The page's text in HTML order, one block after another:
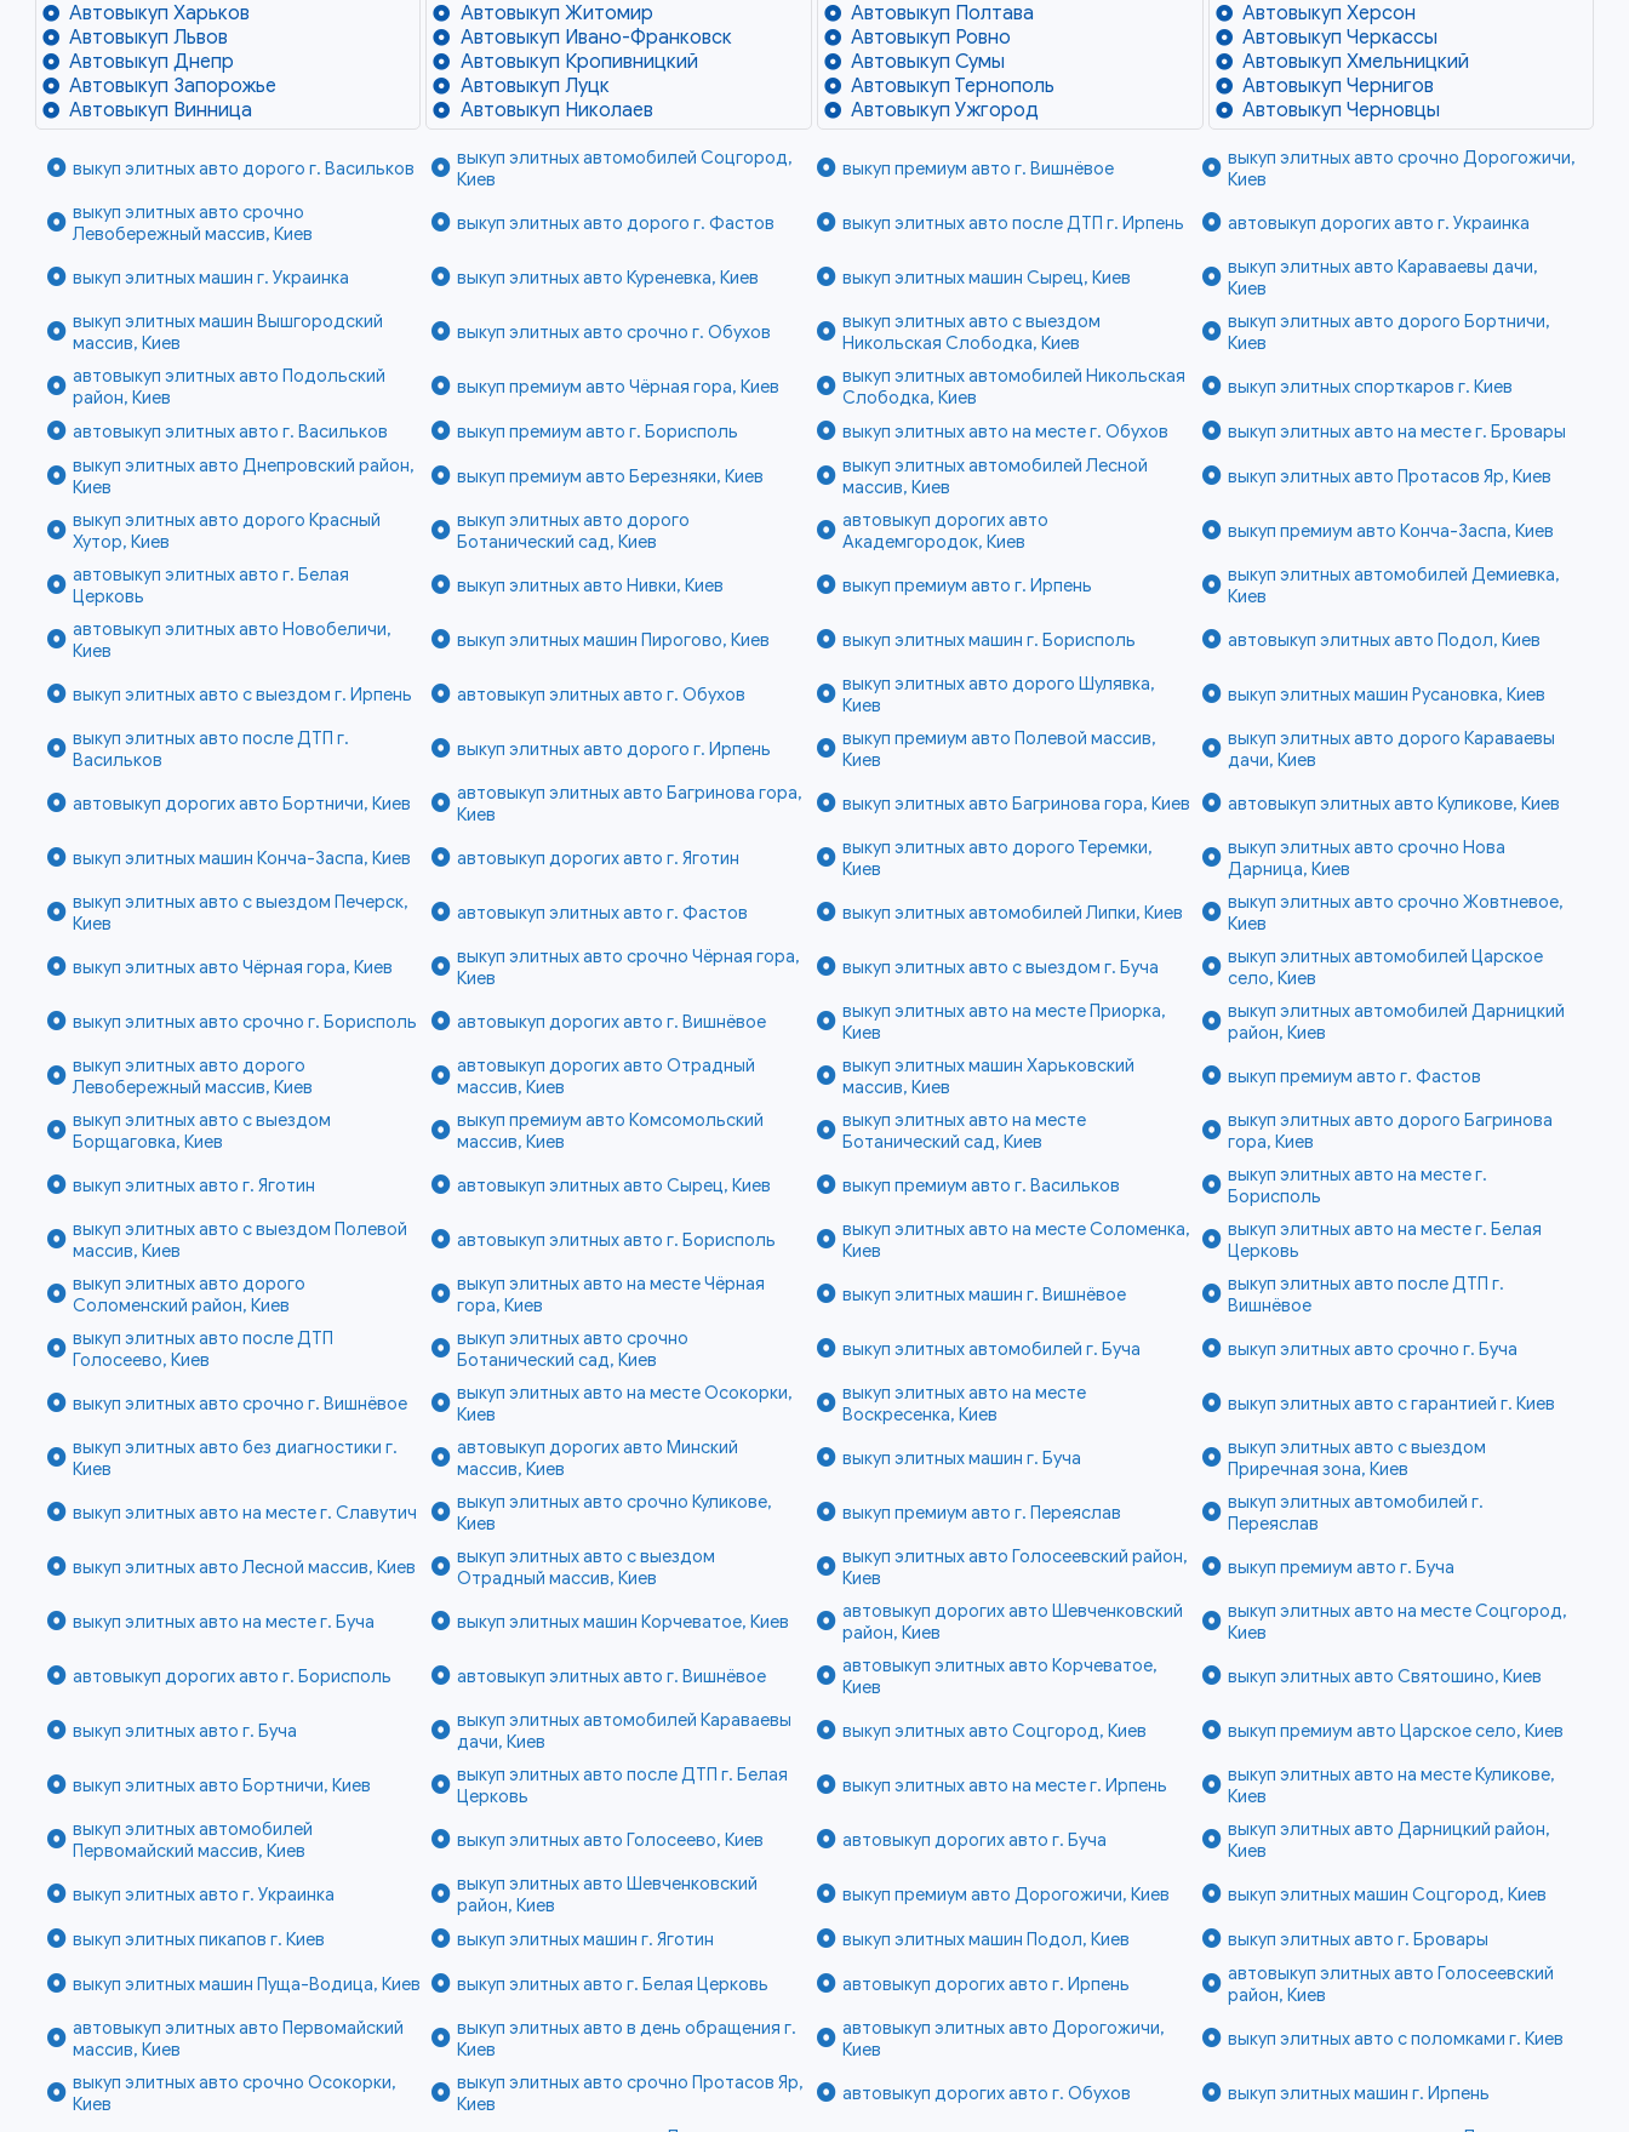
Автовыкуп Харьков
Автовыкуп Львов
Автовыкуп Днепр
Автовыкуп Запорожье
Автовыкуп Винница
Автовыкуп Житомир
Автовыкуп Ивано-Франковск
Автовыкуп Кропивницкий
Автовыкуп Луцк
Автовыкуп Николаев
Автовыкуп Полтава
Автовыкуп Ровно
Автовыкуп Сумы
Автовыкуп Тернополь
Автовыкуп Ужгород
Автовыкуп Херсон
Автовыкуп Черкассы
Автовыкуп Хмельницкий
Автовыкуп Чернигов
Автовыкуп Черновцы
выкуп элитных авто дорого г. Васильков
выкуп элитных автомобилей Соцгород,
Киев
выкуп премиум авто г. Вишнёвое
выкуп элитных авто срочно Дорогожичи,
Киев
выкуп элитных авто срочно
Левобережный массив, Киев
выкуп элитных авто дорого г. Фастов выкуп элитных авто после ДТП г. Ирпень автовыкуп дорогих авто г. Украинка
выкуп элитных машин г. Украинка выкуп элитных авто Куреневка, Киев выкуп элитных машин Сырец, Киев
выкуп элитных авто Караваевы дачи,
Киев
выкуп элитных машин Вышгородский
массив, Киев
выкуп элитных авто срочно г. Обухов
выкуп элитных авто с выездом
Никольская Слободка, Киев
выкуп элитных авто дорого Бортничи,
Киев
автовыкуп элитных авто Подольский
район, Киев
выкуп премиум авто Чёрная гора, Киев
выкуп элитных автомобилей Никольская
Слободка, Киев
выкуп элитных спорткаров г. Киев
автовыкуп элитных авто г. Васильков выкуп премиум авто г. Борисполь выкуп элитных авто на месте г. Обухов
выкуп элитных авто на месте г. Бровары
выкуп элитных авто Днепровский район,
Киев
выкуп премиум авто Березняки, Киев
выкуп элитных автомобилей Лесной
массив, Киев
выкуп элитных авто Протасов Яр, Киев
выкуп элитных авто дорого Красный
Хутор, Киев
выкуп элитных авто дорого
Ботанический сад, Киев
автовыкуп дорогих авто
Академгородок, Киев
выкуп премиум авто Конча-Заспа, Киев
автовыкуп элитных авто г. Белая
Церковь
выкуп элитных авто Нивки, Киев выкуп премиум авто г. Ирпень
выкуп элитных автомобилей Демиевка,
Киев
автовыкуп элитных авто Новобеличи,
Киев
выкуп элитных машин Пирогово, Киев выкуп элитных машин г. Борисполь автовыкуп элитных авто Подол, Киев
выкуп элитных авто с выездом г. Ирпень автовыкуп элитных авто г. Обухов
выкуп элитных авто дорого Шулявка,
Киев
выкуп элитных машин Русановка, Киев
выкуп элитных авто после ДТП г.
Васильков
выкуп элитных авто дорого г. Ирпень
выкуп премиум авто Полевой массив,
Киев
выкуп элитных авто дорого Караваевы
дачи, Киев
автовыкуп дорогих авто Бортничи, Киев
автовыкуп элитных авто Багринова гора,
Киев
выкуп элитных авто Багринова гора, Киев автовыкуп элитных авто Куликове, Киев
выкуп элитных машин Конча-Заспа, Киев автовыкуп дорогих авто г. Яготин
выкуп элитных авто дорого Теремки,
Киев
выкуп элитных авто срочно Нова
Дарница, Киев
выкуп элитных авто с выездом Печерск,
Киев
автовыкуп элитных авто г. Фастов выкуп элитных автомобилей Липки, Киев
выкуп элитных авто срочно Жовтневое,
Киев
выкуп элитных авто Чёрная гора, Киев
выкуп элитных авто срочно Чёрная гора,
Киев
выкуп элитных авто с выездом г. Буча
выкуп элитных автомобилей Царское
село, Киев
выкуп элитных авто срочно г. Борисполь
автовыкуп дорогих авто г. Вишнёвое
выкуп элитных авто на месте Приорка,
Киев
выкуп элитных автомобилей Дарницкий
район, Киев
выкуп элитных авто дорого
Левобережный массив, Киев
автовыкуп дорогих авто Отрадный
массив, Киев
выкуп элитных машин Харьковский
массив, Киев
выкуп премиум авто г. Фастов
выкуп элитных авто с выездом
Борщаговка, Киев
выкуп премиум авто Комсомольский
массив, Киев
выкуп элитных авто на месте
Ботанический сад, Киев
выкуп элитных авто дорого Багринова
гора, Киев
выкуп элитных авто г. Яготин
автовыкуп элитных авто Сырец, Киев выкуп премиум авто г. Васильков
выкуп элитных авто на месте г.
Борисполь
выкуп элитных авто с выездом Полевой
массив, Киев
автовыкуп элитных авто г. Борисполь
выкуп элитных авто на месте Соломенка,
Киев
выкуп элитных авто на месте г. Белая
Церковь
выкуп элитных авто дорого
Соломенский район, Киев
выкуп элитных авто на месте Чёрная
гора, Киев
выкуп элитных машин г. Вишнёвое
выкуп элитных авто после ДТП г.
Вишнёвое
выкуп элитных авто после ДТП
Голосеево, Киев
выкуп элитных авто срочно
Ботанический сад, Киев
выкуп элитных автомобилей г. Буча выкуп элитных авто срочно г. Буча
выкуп элитных авто срочно г. Вишнёвое
выкуп элитных авто на месте Осокорки,
Киев
выкуп элитных авто на месте
Воскресенка, Киев
выкуп элитных авто с гарантией г. Киев
выкуп элитных авто без диагностики г.
Киев
автовыкуп дорогих авто Минский
массив, Киев
выкуп элитных машин г. Буча
выкуп элитных авто с выездом
Приречная зона, Киев
выкуп элитных авто на месте г. Славутич
выкуп элитных авто срочно Куликове,
Киев
выкуп премиум авто г. Переяслав
выкуп элитных автомобилей г.
Переяслав
выкуп элитных авто Лесной массив, Киев
выкуп элитных авто с выездом
Отрадный массив, Киев
выкуп элитных авто Голосеевский район,
Киев
выкуп премиум авто г. Буча
выкуп элитных авто на месте г. Буча выкуп элитных машин Корчеватое, Киев
автовыкуп дорогих авто Шевченковский
район, Киев
выкуп элитных авто на месте Соцгород,
Киев
автовыкуп дорогих авто г. Борисполь
автовыкуп элитных авто г. Вишнёвое
автовыкуп элитных авто Корчеватое,
Киев
выкуп элитных авто Святошино, Киев
выкуп элитных авто г. Буча
выкуп элитных автомобилей Караваевы
дачи, Киев
выкуп элитных авто Соцгород, Киев выкуп премиум авто Царское село, Киев
выкуп элитных авто Бортничи, Киев
выкуп элитных авто после ДТП г. Белая
Церковь
выкуп элитных авто на месте г. Ирпень
выкуп элитных авто на месте Куликове,
Киев
выкуп элитных автомобилей
Первомайский массив, Киев
выкуп элитных авто Голосеево, Киев автовыкуп дорогих авто г. Буча
выкуп элитных авто Дарницкий район,
Киев
выкуп элитных авто г. Украинка
выкуп элитных авто Шевченковский
район, Киев
выкуп премиум авто Дорогожичи, Киев выкуп элитных машин Соцгород, Киев
выкуп элитных пикапов г. Киев выкуп элитных машин г. Яготин выкуп элитных машин Подол, Киев выкуп элитных авто г. Бровары
выкуп элитных машин Пуща-Водица, Киев выкуп элитных авто г. Белая Церковь автовыкуп дорогих авто г. Ирпень
автовыкуп элитных авто Голосеевский
район, Киев
автовыкуп элитных авто Первомайский
массив, Киев
выкуп элитных авто в день обращения г.
Киев
автовыкуп элитных авто Дорогожичи,
Киев
выкуп элитных авто с поломками г. Киев
выкуп элитных авто срочно Осокорки,
Киев
выкуп элитных авто срочно Протасов Яр,
Киев
автовыкуп дорогих авто г. Обухов
выкуп элитных машин г. Ирпень